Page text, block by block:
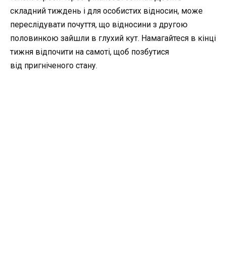
складний тиждень і для особистих відносин, може
переслідувати почуття, що відносини з другою
половинкою зайшли в глухий кут. Намагайтеся в кінці
тижня відпочити на самоті, щоб позбутися
від пригніченого стану.